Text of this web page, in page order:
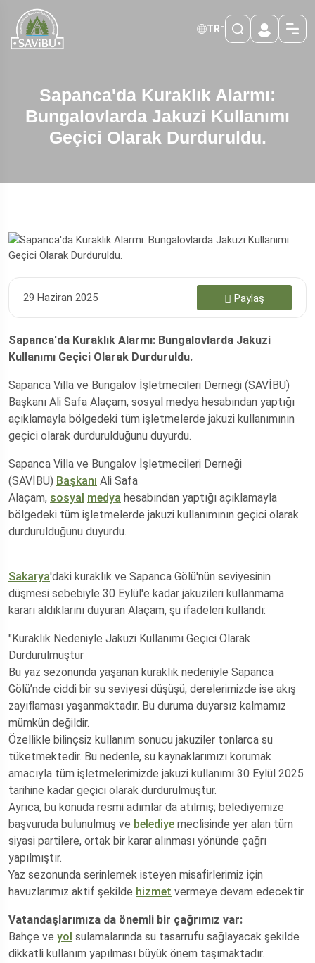
TR
Sapanca'da Kuraklık Alarmı:
Bungalovlarda Jakuzi Kullanımı
Geçici Olarak Durduruldu.
29 Haziran 2025 Paylaş
Sapanca'da Kuraklık Alarmı: Bungalovlarda Jakuzi
Kullanımı Geçici Olarak Durduruldu.
Sapanca Villa ve Bungalov İşletmecileri Derneği (SAVİBU)
Başkanı Ali Safa Alaçam, sosyal medya hesabından yaptığı
açıklamayla bölgedeki tüm işletmelerde jakuzi kullanımının
geçici olarak durdurulduğunu duyurdu.
Sapanca Villa ve Bungalov İşletmecileri Derneği
(SAVİBU) Başkanı Ali Safa
Alaçam, sosyal medya hesabından yaptığı açıklamayla
bölgedeki tüm işletmelerde jakuzi kullanımının geçici olarak
durdurulduğunu duyurdu.
Sakarya'daki kuraklık ve Sapanca Gölü'nün seviyesinin
düşmesi sebebiyle 30 Eylül'e kadar jakuzileri kullanmama
kararı aldıklarını duyuran Alaçam, şu ifadeleri kullandı:
"Kuraklık Nedeniyle Jakuzi Kullanımı Geçici Olarak
Durdurulmuştur
Bu yaz sezonunda yaşanan kuraklık nedeniyle Sapanca
Gölü’nde ciddi bir su seviyesi düşüşü, derelerimizde ise akış
zayıflaması yaşanmaktadır. Bu duruma duyarsız kalmamız
mümkün değildir.
Özellikle bilinçsiz kullanım sonucu jakuziler tonlarca su
tüketmektedir. Bu nedenle, su kaynaklarımızı korumak
amacıyla tüm işletmelerimizde jakuzi kullanımı 30 Eylül 2025
tarihine kadar geçici olarak durdurulmuştur.
Ayrıca, bu konuda resmi adımlar da atılmış; belediyemize
başvuruda bulunulmuş ve belediye meclisinde yer alan tüm
siyasi partilere, ortak bir karar alınması yönünde çağrı
yapılmıştır.
Yaz sezonunda serinlemek isteyen misafirlerimiz için
havuzlarımız aktif şekilde hizmet vermeye devam edecektir.
Vatandaşlarımıza da önemli bir çağrımız var:
Bahçe ve yol sulamalarında su tasarrufu sağlayacak şekilde
dikkatli kullanım yapılması büyük önem taşımaktadır.